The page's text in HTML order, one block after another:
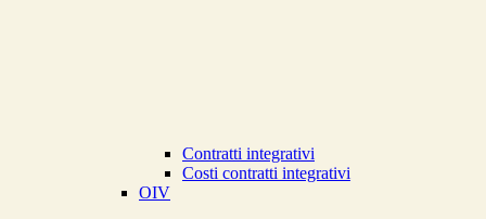
Contratti integrativi
Costi contratti integrativi
OIV